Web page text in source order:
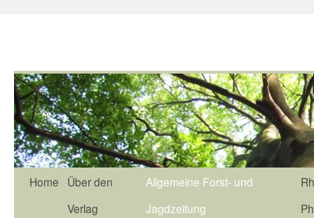
Home
Über den
Verlag
Allgemeine Forst- und
Jagdzeitung